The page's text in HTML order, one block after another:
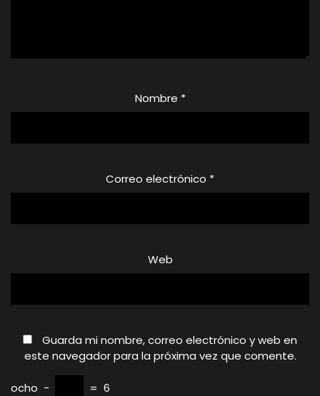
Nombre *
Correo electrónico *
Web
Guarda mi nombre, correo electrónico y web en
este navegador para la próxima vez que comente.
ocho − = 6